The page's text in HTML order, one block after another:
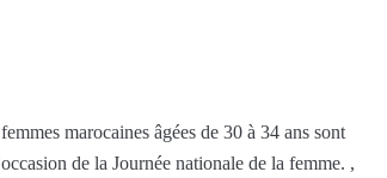
marocaines âgées de 30 à 34 ans sont
de la Journée nationale de la femme. ,